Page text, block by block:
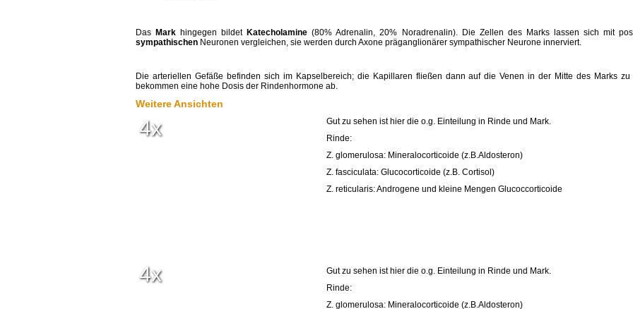
Das Mark hingegen bildet Katecholamine(80% Adrenalin, 20% Noradrenalin). Die Zellen des Marks lassen sich mit
sympathischen Neuronen vergleichen, sie werden durch Axone präganglionärer sympathischer Neurone innerviert.
Die arteriellen Gefäße befinden sich im Kapselbereich; die Kapillaren fließen dann auf die Venen in der Mitte des Marks zu
bekommen eine hohe Dosis der Rindenhormone ab.
Weitere Ansichten
4x
Gut zu sehen ist hier die o.g. Einteilung in Rinde und Mark.
Rinde:
Z. glomerulosa: Mineralocorticoide (z.B.Aldosteron)
Z. fasciculata: Glucocorticoide (z.B. Cortisol)
Z. reticularis: Androgene und kleine Mengen Glucoccorticoide
4x
Gut zu sehen ist hier die o.g. Einteilung in Rinde und Mark.
Rinde:
Z. glomerulosa: Mineralocorticoide (z.B.Aldosteron)